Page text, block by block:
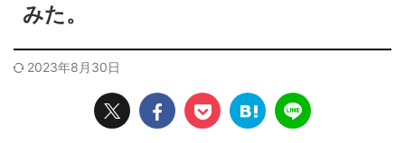
みた。
2023年8月30日